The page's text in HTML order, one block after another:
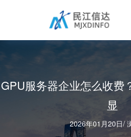
GPU服务器企业怎么收费
显
2026年01月20日/